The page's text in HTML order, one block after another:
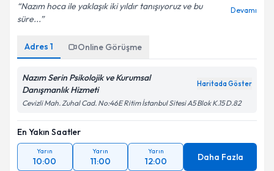
Nazım hoca ile yaklaşık iki yıldır tanışıyoruz ve bu
süre...
Devamı
Adres 1 Online Görüşme
Nazım Serin Psikolojik ve Kurumsal
Danışmanlık Hizmeti
Haritada Göster
Cevizli Mah. Zuhal Cad. No:46E Ritim İstanbul Sitesi A5 Blok K.15 D.82
En Yakın Saatler
Yarın
10:00
Yarın
11:00
Yarın
12:00 Daha Fazla